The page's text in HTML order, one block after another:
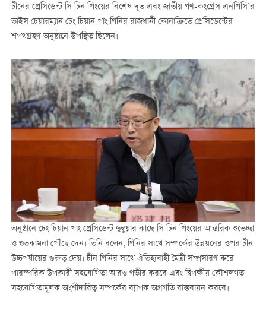
চীনের প্রেসিডেন্ট সি চিন পিংয়ের বিশেষ দূত এবং জাতীয় গণ-কংগ্রেস এনপিসি’র
ভাইস চেয়ারম্যান চেং চিয়ান পাং গিনির রাজধানী কোনাক্রিতে প্রেসিডেন্টের
শপথগ্রহণ অনুষ্ঠানে উপস্থিত ছিলেন।
অনুষ্ঠানে চেং চিয়ান পাং প্রেসিডেন্ট দুম্বুয়ার কাছে সি চিন পিংয়ের আন্তরিক শুভেচ্ছা
ও শুভকামনা পৌঁছে দেন। তিনি বলেন, গিনির সাথে সম্পর্কের উন্নয়নের ওপর চীন
উচ্চপর্যায়ের গুরুত্ব দেয়। চীন গিনির সাথে ঐতিহ্যবাহী মৈত্রী সম্প্রসারণ করে
পারস্পরিক উপকারী সহযোগিতা আরও গভীর করবে এবং দ্বিপক্ষীয় কৌশলগত
সহযোগিতামূলক অংশীদারিত্ব সম্পর্কের ব্যাপক অগ্রগতি বাস্তবায়ন করবে।